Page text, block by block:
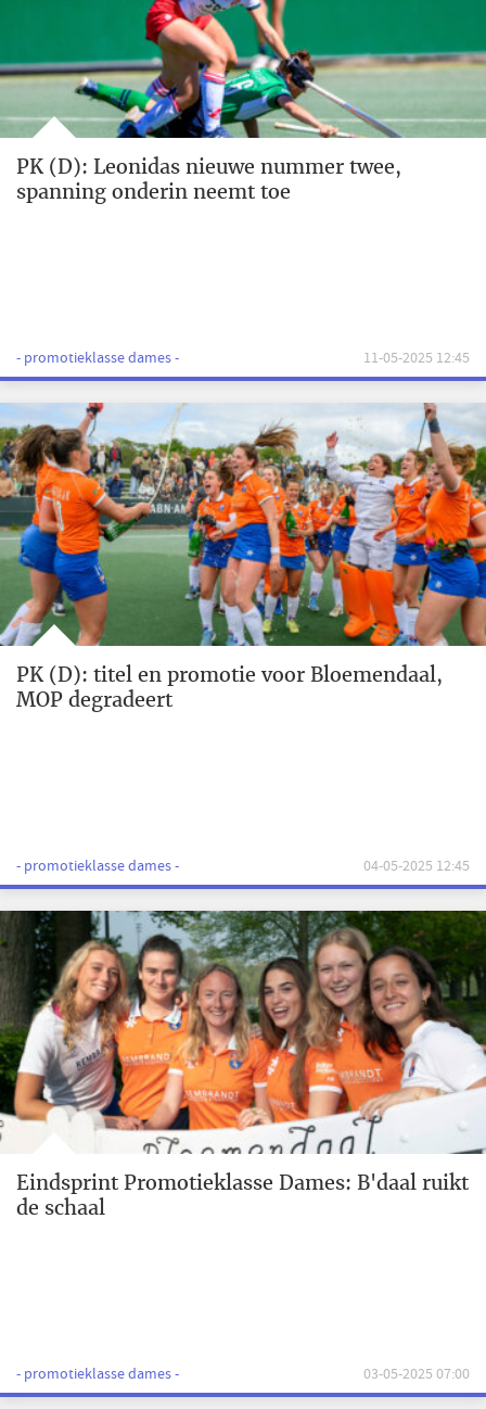
PK (D): Leonidas nieuwe nummer twee,
spanning onderin neemt toe
- promotieklasse dames - 11-05-2025 12:45
PK (D): titel en promotie voor Bloemendaal,
MOP degradeert
- promotieklasse dames - 04-05-2025 12:45
Eindsprint Promotieklasse Dames: B'daal ruikt
de schaal
- promotieklasse dames - 03-05-2025 07:00